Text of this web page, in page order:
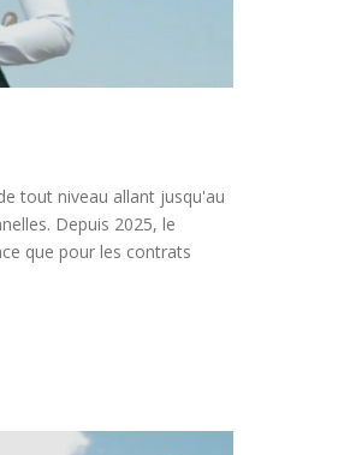
tout niveau allant jusqu'au
Depuis 2025, le
que pour les contrats